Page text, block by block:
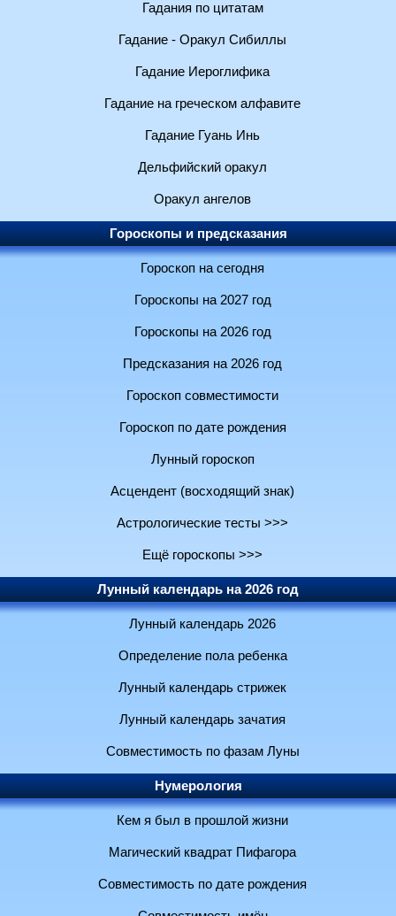
Гадания по цитатам
Гадание - Оракул Сибиллы
Гадание Иероглифика
Гадание на греческом алфавите
Гадание Гуань Инь
Дельфийский оракул
Оракул ангелов
Гороскопы и предсказания
Гороскоп на сегодня
Гороскопы на 2027 год
Гороскопы на 2026 год
Предсказания на 2026 год
Гороскоп совместимости
Гороскоп по дате рождения
Лунный гороскоп
Асцендент (восходящий знак)
Астрологические тесты >>>
Ещё гороскопы >>>
Лунный календарь на 2026 год
Лунный календарь 2026
Определение пола ребенка
Лунный календарь стрижек
Лунный календарь зачатия
Совместимость по фазам Луны
Нумерология
Кем я был в прошлой жизни
Магический квадрат Пифагора
Совместимость по дате рождения